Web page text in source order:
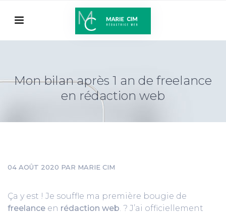
Mon bilan après 1 an de freelance
en rédaction web
04 AOÛT 2020 PAR MARIE CIM
Ça y est ! Je souffle ma première bougie de
freelance en rédaction web. ? J’ai officiellement